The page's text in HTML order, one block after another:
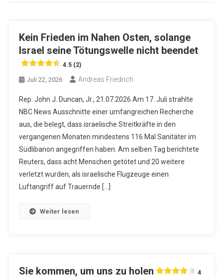
Kein Frieden im Nahen Osten, solange
Israel seine Tötungswelle nicht beendet
4.5 (2)
Juli 22, 2026 Andreas Friedrich
Rep. John J. Duncan, Jr., 21.07.2026 Am 17. Juli strahlte
NBC News Ausschnitte einer umfangreichen Recherche
aus, die belegt, dass israelische Streitkräfte in den
vergangenen Monaten mindestens 116 Mal Sanitäter im
Südlibanon angegriffen haben. Am selben Tag berichtete
Reuters, dass acht Menschen getötet und 20 weitere
verletzt wurden, als israelische Flugzeuge einen
Luftangriff auf Trauernde […]
Weiter lesen
Sie kommen, um uns zu holen
4